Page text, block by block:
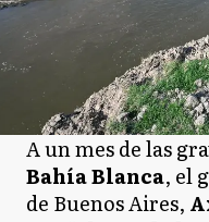
A un mes de las
Bahía Blanca, el
de Buenos Aires,